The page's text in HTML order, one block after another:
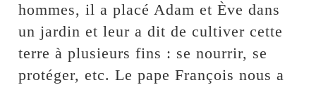
hommes, il a placé Adam et Ève dans
un jardin et leur a dit de cultiver cette
terre à plusieurs fins : se nourrir, se
protéger, etc. Le pape François nous a